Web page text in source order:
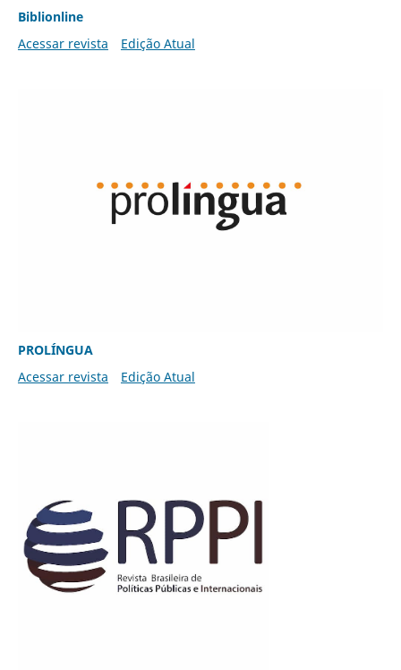
Biblionline
Acessar revista
Edição Atual
PROLÍNGUA
Acessar revista
Edição Atual